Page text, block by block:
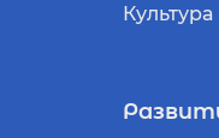
Культура